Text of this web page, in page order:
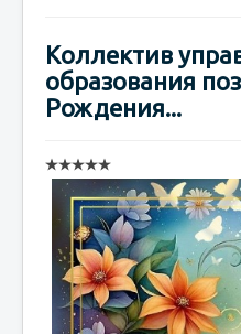
Коллектив
образования
Рождения...